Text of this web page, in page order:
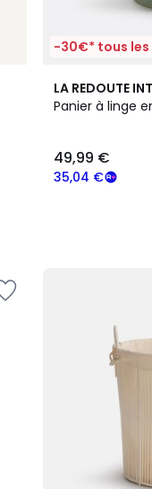
-30€* tous les
LA REDOUTE
Panier à linge
35,04 €
49,99 €